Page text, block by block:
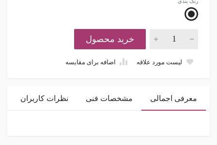
خرید محصول
لیست مورد علاقه اضافه برای مقایسه
معرفی اجمالی مشخصات فنی نظرات کاربران